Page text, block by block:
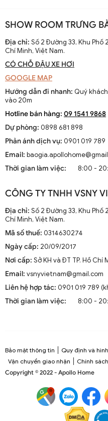
SHOW ROOM TRƯNG
Địa chỉ: Số 2 Đường 33, Khu Phố
Chí Minh, Việt Nam.
CÓ CHỖ ĐẬU XE HƠI
GOOGLE MAP
Hướng dẫn đi nhanh: Quý
vào 20m
Hotline bán hàng: 09 1541 9868
Dự phòng: 0898 681 898
Phản ánh dịch vụ: 0901 019 789
Email:
Thời gian làm việc:
8:00 -
CÔNG TY TNHH VSNY
Địa chỉ: Số 2 Đường 33, Khu Phố
Chí Minh, Việt Nam.
Mã số thuế: 0314630274
Ngày cấp: 20/09/2017
Nơi cấp: Sở KH và ĐT TP. Hồ Chí
Email: vsnyvietnam@gmail.com
Liên hệ hợp tác: 0901 019 789
Thời gian làm việc:
8:00 -
Bảo mật thông tin
Quy định và
Vận chuyển giao nhận
Chính
Copyright © 2022 - Apollo Home